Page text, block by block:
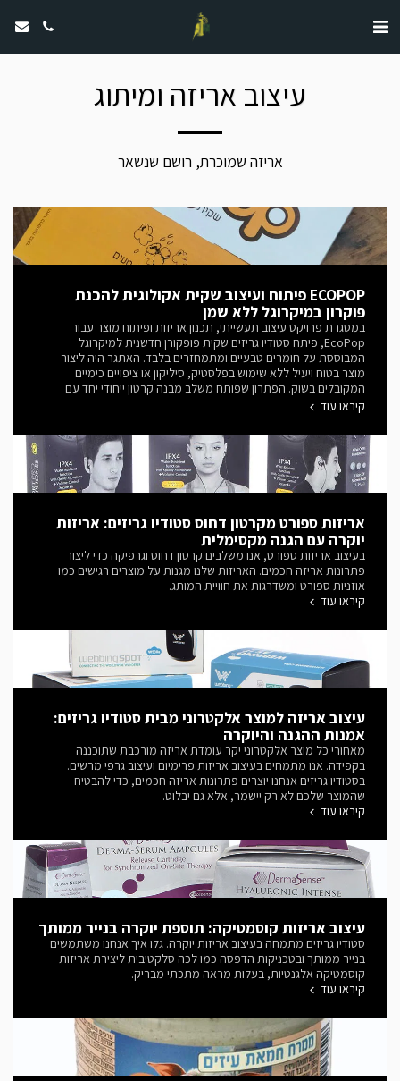
עיצוב אריזה ומיתוג
אריזה שמוכרת, רושם שנשאר
ECOPOP פיתוח ועיצוב שקית אקולוגית להכנת
פוקרון במיקרוגל ללא שמן
במסגרת פרויקט עיצוב תעשייתי, תכנון אריזות ופיתוח מוצר עבור
EcoPop, פיתח סטודיו גריזים שקית פופקורן חדשנית למיקרוגל
המבוססת על חומרים טבעיים ומתמחזרים בלבד. האתגר היה ליצור
מוצר בטוח ויעיל ללא שימוש בפלסטיק, סיליקון או ציפויים כימיים
המקובלים בשוק. הפתרון שפותח משלב מבנה קרטון ייחודי יחד עם
חגורת סגירה חכמה, המייצבת את השקית בזמן השימוש, מונעת
קריעה או פתיחה בלתי מבוקרת ומאפשרת שימוש חוזר. התהליך כלל
מחקר, פיתוח קונספטים, תכנון תלת-ממדי, בניית אבות-טיפוס
והתאמה לייצור תעשייתי. במקביל פותחה גם האריזה הגרפית,
המדגישה את יתרונות המוצר: ללא פלסטיק, ללא סיליקון, ללא ריחות
לוואי ועם יכולת מחזור מלאה. הפרויקט מדגים כיצד עיצוב מוצר, פיתוח
מוצרים ותכנון אריזות יכולים ליצור פתרון חדשני, פונקציונלי ובר-קיימא.
תלת-ממדי | עיצוב גרפי.
קיראו עוד
אריזות ספורט מקרטון דחוס סטודיו גריזים: אריזות
יוקרה עם הגנה מקסימלית
בעיצוב אריזות ספורט, אנו משלבים קרטון דחוס וגרפיקה כדי ליצור
פתרונות אריזה חכמים. האריזות שלנו מגנות על מוצרים רגישים כמו
אוזניות ספורט ומשדרגות את חוויית המותג.
קיראו עוד
עיצוב אריזה למוצר אלקטרוני מבית סטודיו גריזים:
אמנות ההגנה והיוקרה
מאחורי כל מוצר אלקטרוני יקר עומדת אריזה מורכבת שתוכננה
בקפידה. אנו מתמחים בעיצוב אריזות פרימיום ועיצוב גרפי מרשים.
בסטודיו גריזים אנחנו יוצרים פתרונות אריזה חכמים, כדי להבטיח
שהמוצר שלכם לא רק יישמר, אלא גם יבלוט.
קיראו עוד
עיצוב אריזות קוסמטיקה: תוספת יוקרה בנייר ממותך
סטודיו גריזים מתמחה בעיצוב אריזות יוקרה. גלו איך אנחנו משתמשים
בנייר ממותך ובטכניקות הדפסה כמו לכה סלקטיבית ליצירת אריזות
קוסמטיקה אלגנטיות, בעלות מראה מתכתי מבריק.
קיראו עוד